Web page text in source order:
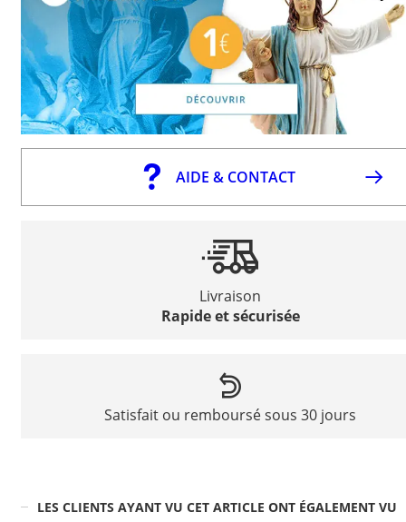
AIDE & CONTACT
Livraison
Rapide et sécurisée
Satisfait ou remboursé sous 30 jours
LES CLIENTS AYANT VU CET ARTICLE ONT ÉGALEMENT VU